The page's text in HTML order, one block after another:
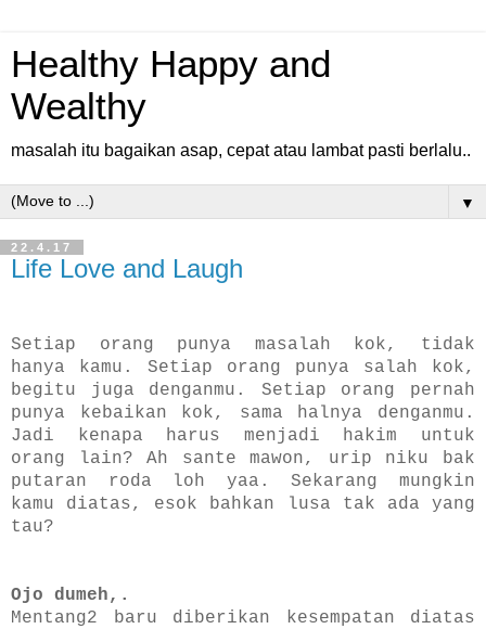
Healthy Happy and
Wealthy
masalah itu bagaikan asap, cepat atau lambat pasti berlalu..
▼
22.4.17
Life Love and Laugh
Setiap orang punya masalah kok, tidak
hanya kamu. Setiap orang punya salah kok,
begitu juga denganmu. Setiap orang pernah
punya kebaikan kok, sama halnya denganmu.
Jadi kenapa harus menjadi hakim untuk
orang lain? Ah sante mawon, urip niku bak
putaran roda loh yaa. Sekarang mungkin
kamu diatas, esok bahkan lusa tak ada yang
tau?
Ojo dumeh,.
Mentang2 baru diberikan kesempatan diatas